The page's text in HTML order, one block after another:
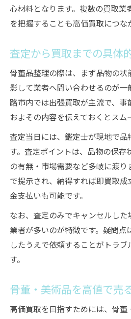
心材料となります。複数の買取業
を把握することも高価買取につな
査定から買取までの具体
骨董品整理の際は、まず品物の
影して業者へ問い合わせるのが一
路市内では出張買取が主流で、事
およその内容を伝えておくとスム
査定当日には、鑑定士が現地で品
す。査定ポイントは、品物の保存
の有無・市場需要など多岐に渡り
で提示され、納得すれば即買取成
金支払いも可能です。
なお、査定のみでキャンセルし
業者が多いのが特徴です。疑問点
したうえで依頼することがトラ
す。
骨董・美術品を高値で売
高価買取を目指すためには、骨董